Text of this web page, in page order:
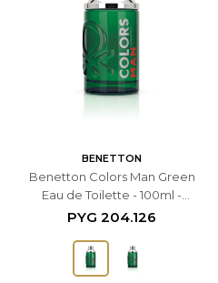
BENETTON
Benetton Colors Man Green
Eau de Toilette - 100ml -
Masculino
PYG 204.126